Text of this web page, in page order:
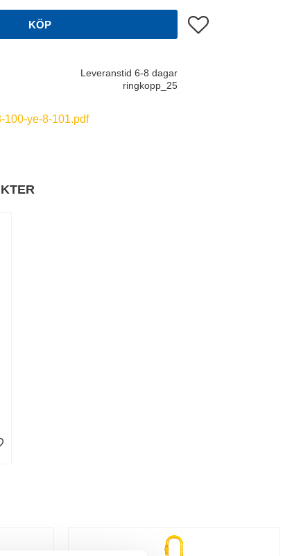
KÖP Lägg till i favoriter
Leveranstid 6-8 dagar
ringkopp_25
100-ye-8-101.pdf
till i favoriter